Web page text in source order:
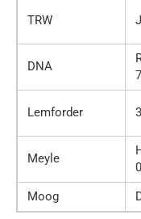
TRW
DNA
Lemforder
Meyle
Moog